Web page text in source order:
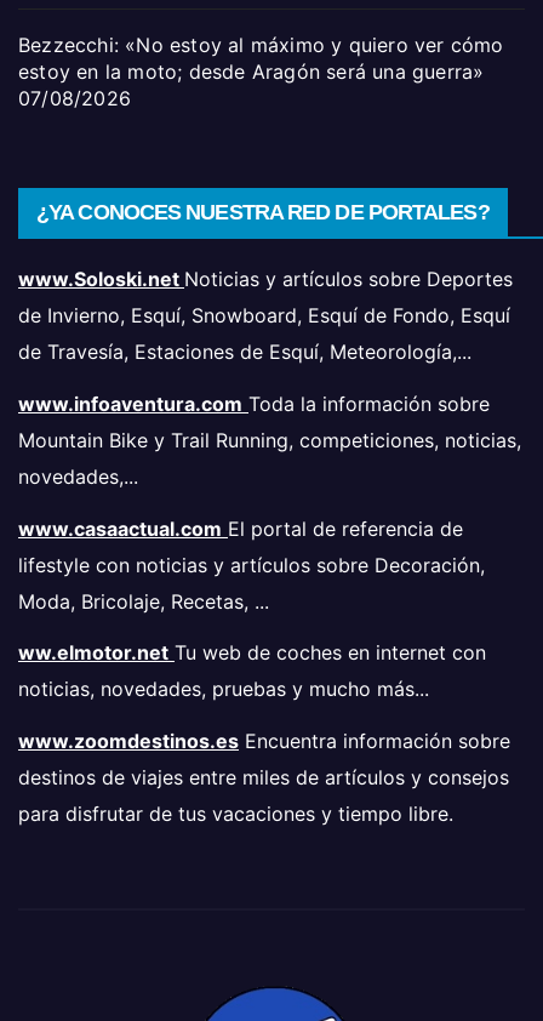
Bezzecchi: «No estoy al máximo y quiero ver cómo
estoy en la moto; desde Aragón será una guerra»
07/08/2026
¿YA CONOCES NUESTRA RED DE PORTALES?
www.Soloski.net Noticias y artículos sobre Deportes
de Invierno, Esquí, Snowboard, Esquí de Fondo, Esquí
de Travesía, Estaciones de Esquí, Meteorología,...
www.infoaventura.com Toda la información sobre
Mountain Bike y Trail Running, competiciones, noticias,
novedades,...
www.casaactual.com El portal de referencia de
lifestyle con noticias y artículos sobre Decoración,
Moda, Bricolaje, Recetas, ...
ww.elmotor.net Tu web de coches en internet con
noticias, novedades, pruebas y mucho más...
www.zoomdestinos.es Encuentra información sobre
destinos de viajes entre miles de artículos y consejos
para disfrutar de tus vacaciones y tiempo libre.